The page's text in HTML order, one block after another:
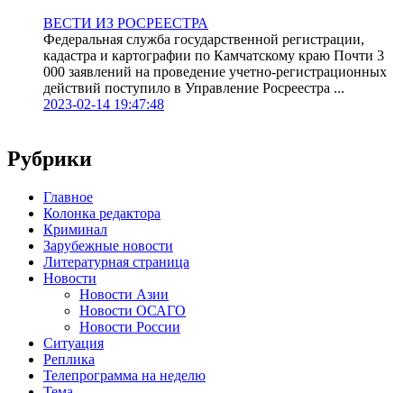
ВЕСТИ ИЗ РОСРЕЕСТРА
Федеральная служба государственной регистрации,
кадастра и картографии по Камчатскому краю Почти 3
000 заявлений на проведение учетно-регистрационных
действий поступило в Управление Росреестра ...
2023-02-14 19:47:48
Рубрики
Главное
Колонка редактора
Криминал
Зарубежные новости
Литературная страница
Новости
Новости Азии
Новости ОСАГО
Новости России
Ситуация
Реплика
Телепрограмма на неделю